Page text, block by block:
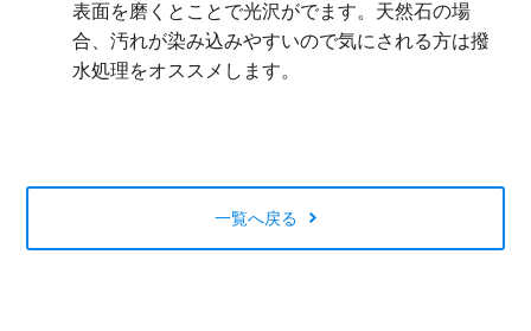
表面を磨くとことで光沢がでます。天然石の場
合、汚れが染み込みやすいので気にされる方は撥
水処理をオススメします。
一覧へ戻る